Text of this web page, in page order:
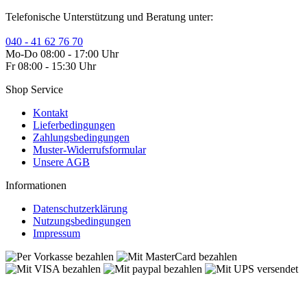
Telefonische Unterstützung und Beratung unter:
040 - 41 62 76 70
Mo-Do 08:00 - 17:00 Uhr
Fr 08:00 - 15:30 Uhr
Shop Service
Kontakt
Lieferbedingungen
Zahlungsbedingungen
Muster-Widerrufsformular
Unsere AGB
Informationen
Datenschutzerklärung
Nutzungsbedingungen
Impressum